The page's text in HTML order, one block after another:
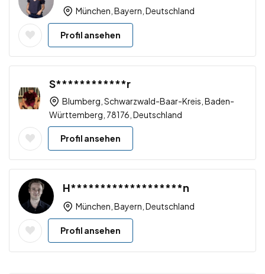
München, Bayern, Deutschland
Profil ansehen
S************r
Blumberg, Schwarzwald-Baar-Kreis, Baden-
Württemberg, 78176, Deutschland
Profil ansehen
H*******************n
München, Bayern, Deutschland
Profil ansehen